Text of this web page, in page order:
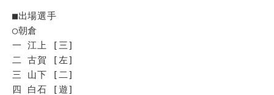
■出場選手
◯朝倉
一 江上 [三]
二 古賀 [左]
三 山下 [二]
四 白石 [遊]